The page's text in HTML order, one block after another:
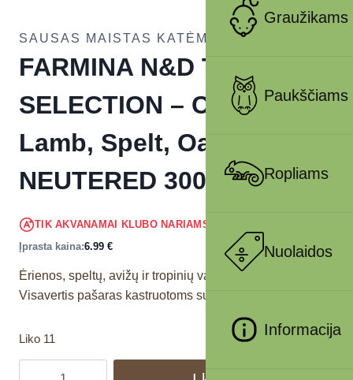
Graužikams
Paukščiams
Ropliams
Nuolaidos
Informacija
SAUSAS MAISTAS KATĖMS
FARMINA N&D TROPICAL
SELECTION – CAT Dry
Lamb, Spelt, Oats
NEUTERED 300 gr
TIK AKVANAMAI KLUBO NARIAMS
Įprasta kaina:6.99 €
Ėrienos, speltų, avižų ir tropinių vaisių receptas.
Visavertis pašaras kastruotoms suaugusioms katėms.
Liko 11